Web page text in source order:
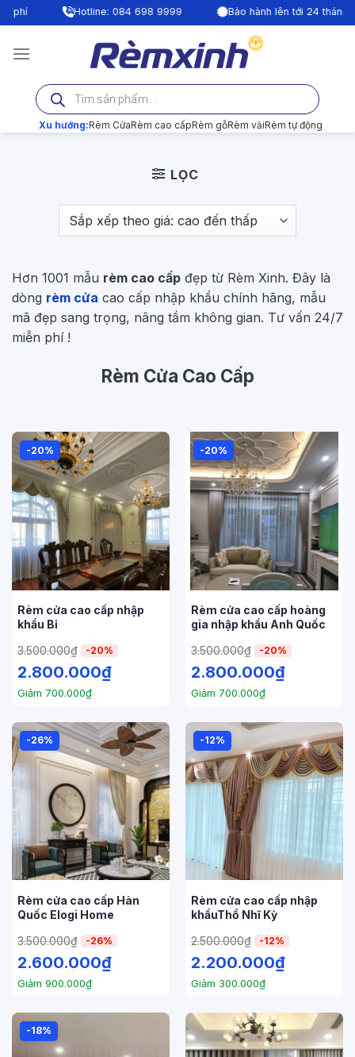
Bỏ
qua
nội
9999 Bảo hành lên tới 24 tháng | Tư vấn miễn
Tìm
kiếm
sản
phẩm
Xu hướng:Rèm CửaRèm cao cấpRèm gỗRèm vảiRèm tự động
LỌC
Hơn 1001 mẫu rèm cao cấp đẹp từ Rèm Xinh. Đây là
dòng rèm cửa cao cấp nhập khẩu chính hãng, mẫu
mã đẹp sang trọng, nâng tầm không gian. Tư vấn 24/7
miễn phí !
Rèm Cửa Cao Cấp
-20%
Rèm cửa cao cấp nhập
khẩu Bỉ
3.500.000₫ -20%
2.800.000₫
Giảm 700.000₫
-20%
Rèm cửa cao cấp hoàng
gia nhập khẩu Anh Quốc
3.500.000₫ -20%
2.800.000₫
Giảm 700.000₫
-26%
Rèm cửa cao cấp Hàn
Quốc Elogi Home
3.500.000₫ -26%
2.600.000₫
Giảm 900.000₫
-12%
Rèm cửa cao cấp nhập
khẩuThổ Nhĩ Kỳ
2.500.000₫ -12%
2.200.000₫
Giảm 300.000₫
-18%